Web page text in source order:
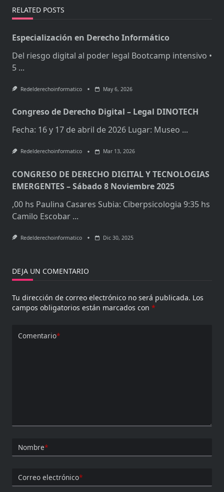
RELATED POSTS
Especialización en Derecho Informático
Del riesgo digital al poder legal Bootcamp intensivo •
5 ...
Redelderechoinformatico May 6, 2026
Congreso de Derecho Digital – Legal DINOTECH
Fecha: 16 y 17 de abril de 2026 Lugar: Museo ...
Redelderechoinformatico Mar 13, 2026
CONGRESO DE DERECHO DIGITAL Y TECNOLOGIAS
EMERGENTES – Sábado 8 Noviembre 2025
,00 hs Paulina Casares Subia: Ciberpsicologia 9:35 hs
Camilo Escobar ...
Redelderechoinformatico Dic 30, 2025
DEJA UN COMENTARIO
Tu dirección de correo electrónico no será publicada. Los
campos obligatorios están marcados con *
Comentario*
Nombre*
Correo electrónico*